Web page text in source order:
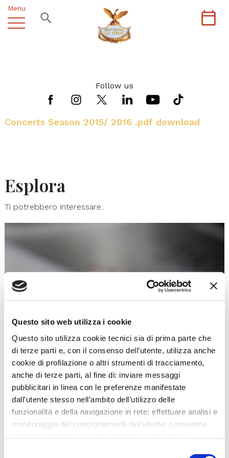
Questo sito web utilizza i cookie
Questo sito utilizza cookie tecnici sia di prima parte che
di terze parti e, con il consenso dell’utente, utilizza anche
cookie di profilazione o altri strumenti di tracciamento,
anche di terze parti, al fine di: inviare messaggi
pubblicitari in linea con le preferenze manifestate
dall’utente stesso nell’ambito dell’utilizzo delle
funzionalità e della navigazione in rete; effettuare analisi e
monitoraggio dei comportamenti dell’utente; consentire
Menu
Follow us
Concerts Season 2015/ 2016 .pdf download
Esplora
Ti potrebbero interessare..
What's on
Events Calendar
01 02